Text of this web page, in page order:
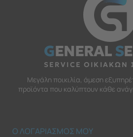
GENERALS
SERVICE
Μεγάλη ποικιλία, άμεση
προϊόντα που καλύπτουν κάθε
Ο ΛΟΓΑΡΙΑΣΜΟΣ ΜΟΥ